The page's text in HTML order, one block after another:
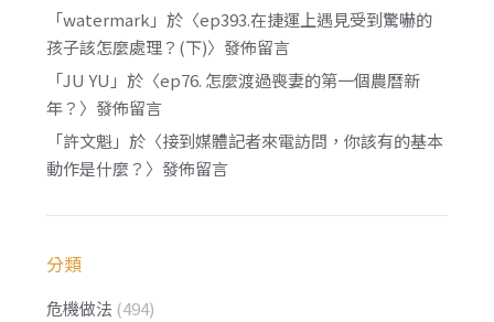
「watermark」於〈ep393.在捷運上遇見受到驚嚇的
孩子該怎麼處理？(下)〉發佈留言
「JU YU 」於〈ep76. 怎麼渡過喪妻的第一個農曆新
年？ 〉發佈留言
「許文魁」於〈接到媒體記者來電訪問，你該有的基本
動作是什麼？ 〉發佈留言
分類
危機做法 (494)